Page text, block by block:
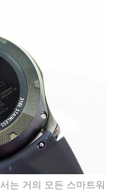
는 거의 모든 스마트워